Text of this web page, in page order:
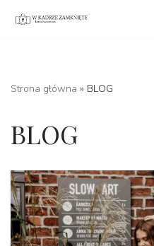
Strona główna » BLOG
BLOG